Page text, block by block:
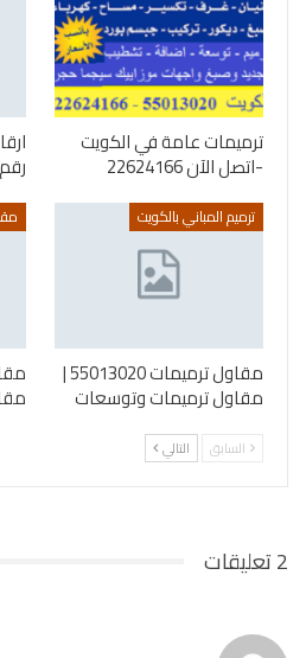
ترميمات عامة في الكويت
-اتصل الآن 22624166
ترميم المباني بالكويت
مقاول ترميمات 55013020 |
مقاول ترميمات وتوسعات
السابق التالي
2 تعليقات